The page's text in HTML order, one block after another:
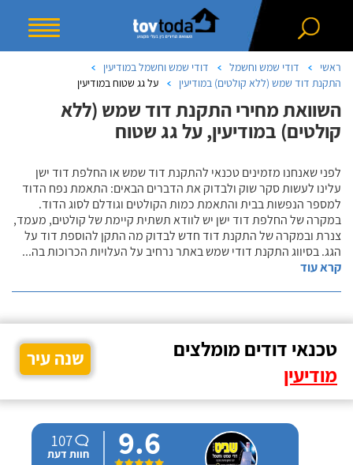
ראשי דודי שמש וחשמל
דודי שמש וחשמל במודיעין
התקנת דוד שמש (ללא קולטים) במודיעין
על גג שטוח במודיעין
השוואת מחירי התקנת דוד שמש (ללא
קולטים) במודיעין, על גג שטוח
לפני שאנחנו מזמינים טכנאי להתקנת דוד שמש או החלפת דוד ישן
עלינו לעשות סקר שוק ולבדוק את הדברים הבאים: התאמת נפח הדוד
למספר הנפשות בבית והתאמת כמות הקולטים וגודלם לסוג הדוד.
במקרה של החלפת דוד ישן יש לוודא תשתית קיימת של קולטים, מעמד,
צנרת ובמקרה של התקנת דוד חדש לבדוק מה התקן להוספת דוד על
הגג. בסיווג התקנת דודי שמש באתר נרחיב על העלויות הכרוכות בה...
קרא עוד
טכנאי דודים מומלצים
מודיעין
שנה עיר
9.6
107
חוות דעת